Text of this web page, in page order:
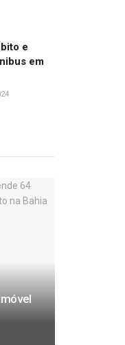
e
em